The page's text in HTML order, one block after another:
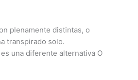
plenamente distintas, o
transpirado solo.
una diferente alternativa O